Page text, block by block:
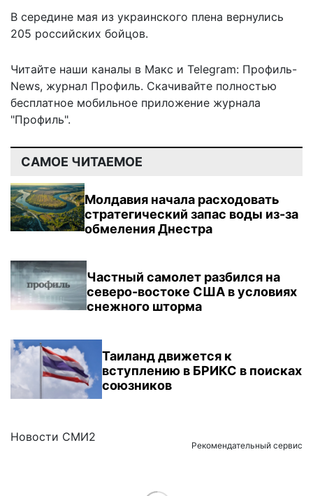
В середине мая из украинского плена вернулись
205 российских бойцов.
Читайте наши каналы в Макс и Telegram: Профиль-
News, журнал Профиль. Скачивайте полностью
бесплатное мобильное приложение журнала
"Профиль".
САМОЕ ЧИТАЕМОЕ
Молдавия начала расходовать
стратегический запас воды из-за
обмеления Днестра
Частный самолет разбился на
северо-востоке США в условиях
снежного шторма
Таиланд движется к
вступлению в БРИКС в поисках
союзников
Новости СМИ2
Рекомендательный сервис